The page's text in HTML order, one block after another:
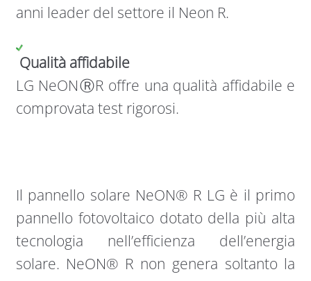
anni leader del settore il Neon R.
Qualità affidabile
LG NeONⓇR offre una qualità affidabile e
comprovata test rigorosi.
Il pannello solare NeON® R LG è il primo
pannello fotovoltaico dotato della più alta
tecnologia nell’efficienza dell’energia
solare. NeON® R non genera soltanto la